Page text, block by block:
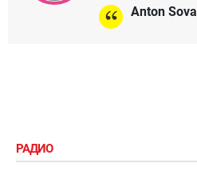
Anton Sova
РАДИО